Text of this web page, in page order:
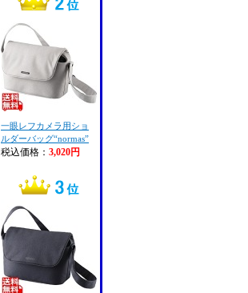
一眼レフカメラ用ショ
ルダーバッグ“normas”
税込価格： 3,020円